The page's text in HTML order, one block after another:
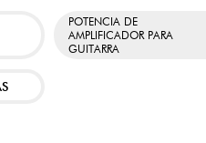
POTENCIA DE
AMPLIFICADOR PARA
GUITARRA